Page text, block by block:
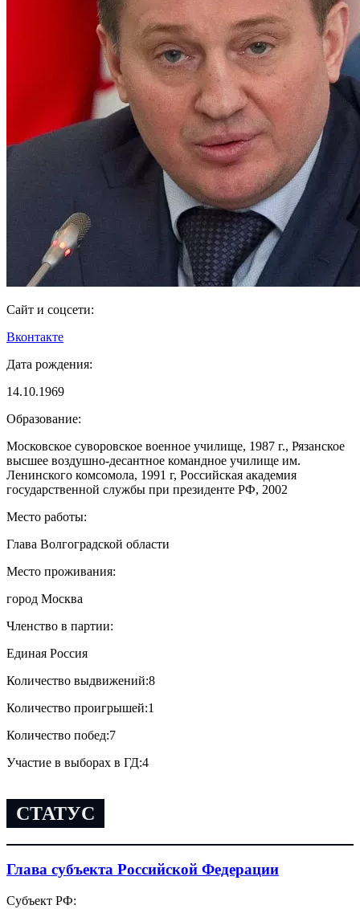
Сайт и соцсети:
Вконтакте
Дата рождения:
14.10.1969
Образование:
Московское суворовское военное училище, 1987 г., Рязанское
высшее воздушно-десантное командное училище им.
Ленинского комсомола, 1991 г, Российская академия
государственной службы при президенте РФ, 2002
Место работы:
Глава Волгоградской области
Место проживания:
город Москва
Членство в партии:
Единая Россия
Количество выдвижений:8
Количество проигрышей:1
Количество побед:7
Участие в выборах в ГД:4
СТАТУС
Глава субъекта Российской Федерации
Субъект РФ: